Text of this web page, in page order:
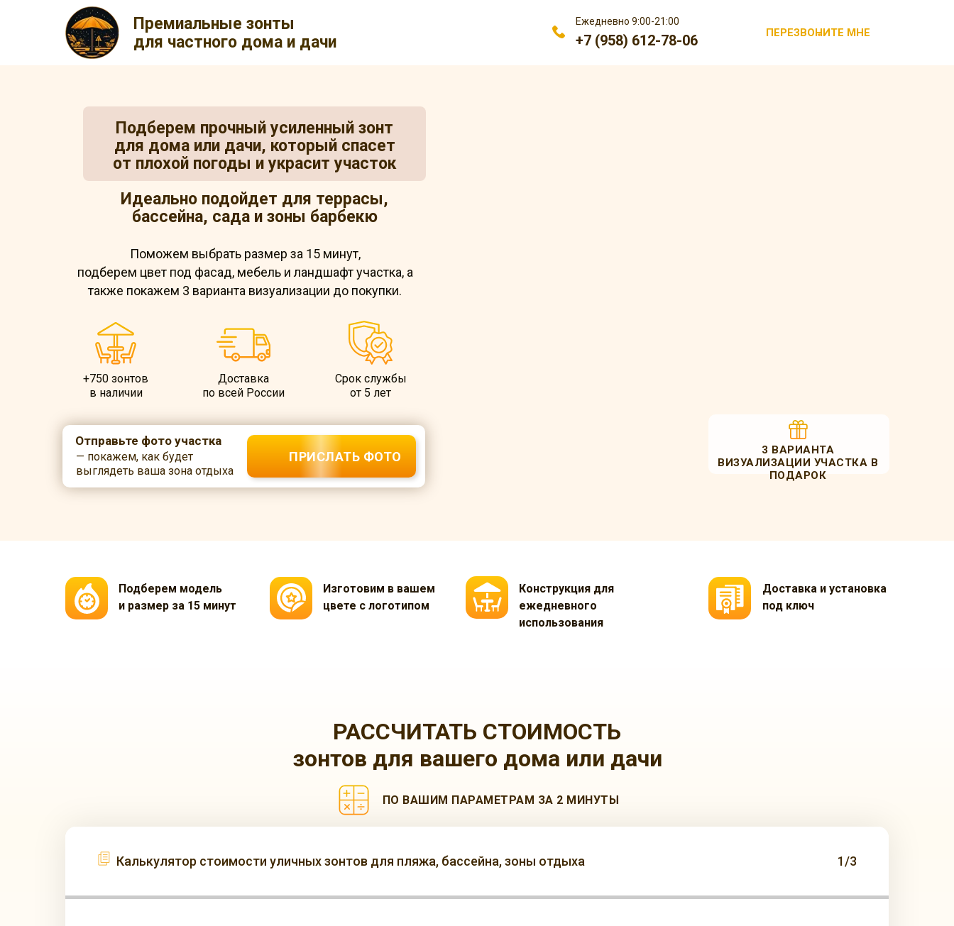
+7 (958) 612-78-06
Ежедневно 9:00-21:00
Премиальные зонты
для частного дома и дачи
ПЕРЕЗВОНИТЕ МНЕ
Поможем выбрать размер за 15 минут,
подберем цвет под фасад, мебель и ландшафт участка, а
также покажем 3 варианта визуализации до покупки.
Подберем прочный усиленный зонт
для дома или дачи, который спасет
от плохой погоды и украсит участок
Идеально подойдет для террасы,
бассейна, сада и зоны барбекю
+750 зонтов
в наличии
Доставка
по всей России
Срок службы
от 5 лет
Отправьте фото участка
— покажем, как будет
выглядеть ваша зона отдыха
ПРИСЛАТЬ ФОТО
3 ВАРИАНТА
ВИЗУАЛИЗАЦИИ УЧАСТКА В
ПОДАРОК
Подберем модель
и размер за 15 минут
Изготовим в вашем
цвете с логотипом
Конструкция для
ежедневного
использования
Доставка и установка
под ключ
ПО ВАШИМ ПАРАМЕТРАМ ЗА 2 МИНУТЫ
РАССЧИТАТЬ СТОИМОСТЬ
зонтов для вашего дома или дачи
Калькулятор стоимости уличных зонтов для пляжа, бассейна, зоны отдыха 1/3